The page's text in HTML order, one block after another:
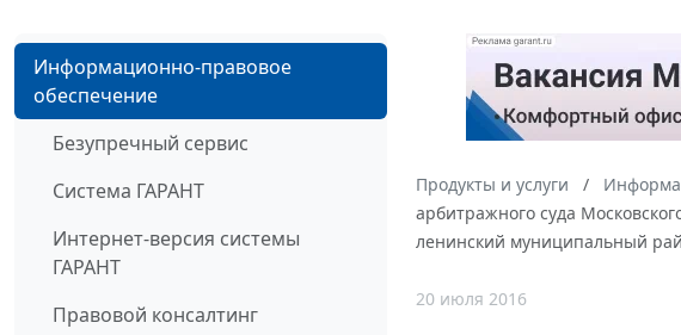
Информационно-правовое
обеспечение
Безупречный сервис
Система ГАРАНТ
Интернет-версия системы
ГАРАНТ
Правовой консалтинг
Продукты и услуги
арбитражного суда
ленинский муниципальный
20 июля 2016